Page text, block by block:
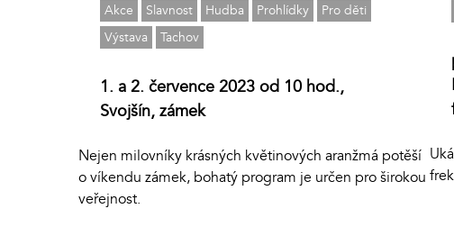
Akce Slavnost Hudba Prohlídky
Pro děti
Výstava
Tachov
1. a 2. července 2023 od 10 hod.,
Svojšín, zámek
Nejen milovníky krásných květinových aranžmá potěší
o víkendu zámek, bohatý program je určen pro širokou
veřejnost.